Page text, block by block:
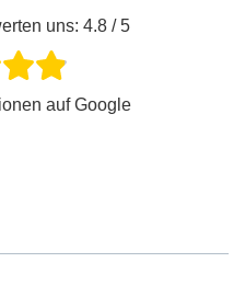
uns: 4.8 / 5
auf Google